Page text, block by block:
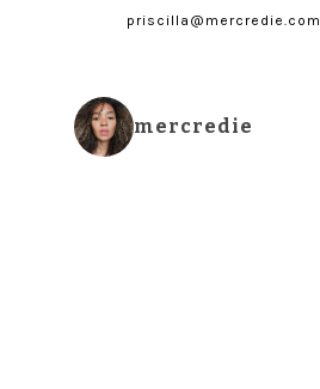
priscilla@mercredie.com
mercredie